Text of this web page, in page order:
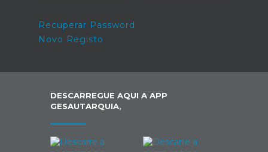
Recuperar Password
Novo Registo
DESCARREGUE AQUI A APP
GESAUTARQUIA,